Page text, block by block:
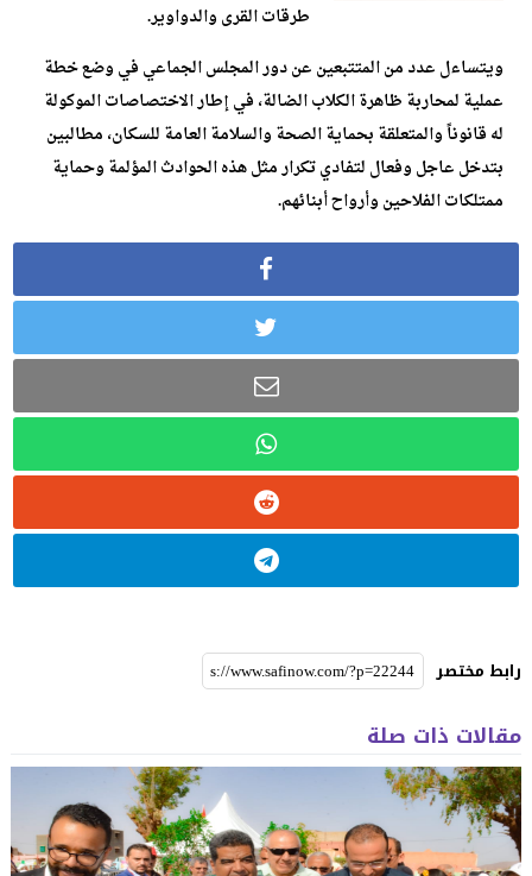
طرقات القرى والدواوير.
ويتساءل عدد من المتتبعين عن دور المجلس الجماعي في وضع خطة
عملية لمحاربة ظاهرة الكلاب الضالة، في إطار الاختصاصات الموكولة
له قانوناً والمتعلقة بحماية الصحة والسلامة العامة للسكان، مطالبين
بتدخل عاجل وفعال لتفادي تكرار مثل هذه الحوادث المؤلمة وحماية
ممتلكات الفلاحين وأرواح أبنائهم.
رابط مختصر
مقالات ذات صلة